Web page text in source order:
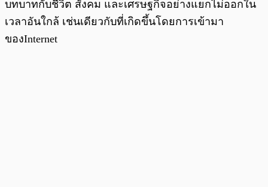
บทบาทกับชีวิต สังคม และเศรษฐกิจอย่างแยกไม่ออกใน
เวลาอันใกล้ เช่นเดียวกับที่เกิดขึ้นโดยการเข้ามา
ของInternet